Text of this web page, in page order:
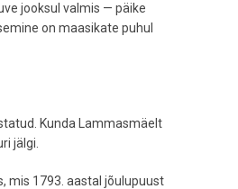
jooksul valmis — päike
on maasikate puhul
Kunda Lammasmäelt
jälgi.
mis 1793. aastal jõulupuust